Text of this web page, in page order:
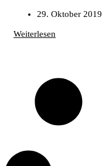
29. Oktober 2019
Weiterlesen